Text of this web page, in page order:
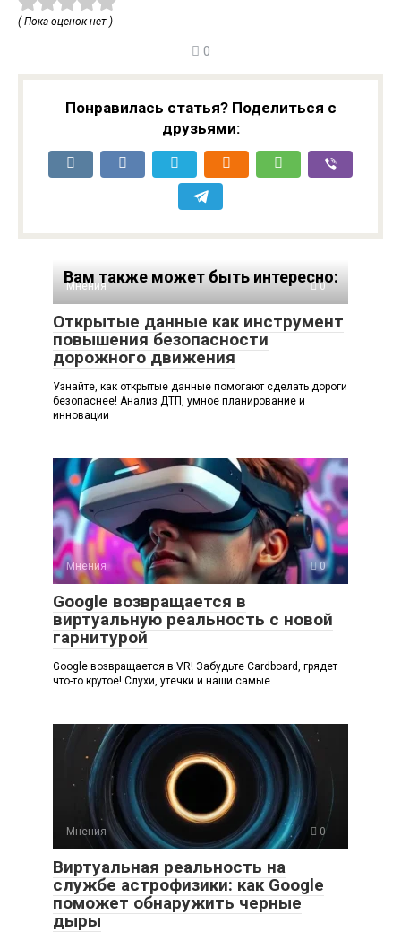
( Пока оценок нет )
0
Понравилась статья? Поделиться с
друзьями:
Вам также может быть интересно:
Мнения 0
Открытые данные как инструмент
повышения безопасности
дорожного движения
Узнайте, как открытые данные помогают сделать дороги
безопаснее! Анализ ДТП, умное планирование и
инновации
Мнения 0
Google возвращается в
виртуальную реальность с новой
гарнитурой
Google возвращается в VR! Забудьте Cardboard, грядет
что-то крутое! Слухи, утечки и наши самые
Мнения 0
Виртуальная реальность на
службе астрофизики: как Google
поможет обнаружить черные
дыры